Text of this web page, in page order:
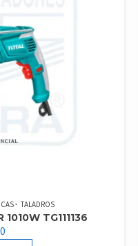
TALADROS
TG111136